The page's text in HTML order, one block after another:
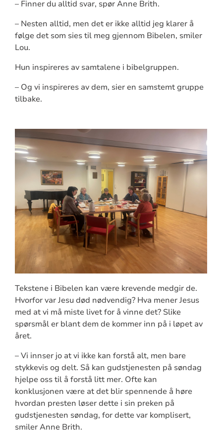
– Finner du alltid svar, spør Anne Brith.
– Nesten alltid, men det er ikke alltid jeg klarer å
følge det som sies til meg gjennom Bibelen, smiler
Lou.
Hun inspireres av samtalene i bibelgruppen.
– Og vi inspireres av dem, sier en samstemt gruppe
tilbake.
Tekstene i Bibelen kan være krevende medgir de.
Hvorfor var Jesu død nødvendig? Hva mener Jesus
med at vi må miste livet for å vinne det? Slike
spørsmål er blant dem de kommer inn på i løpet av
året.
– Vi innser jo at vi ikke kan forstå alt, men bare
stykkevis og delt. Så kan gudstjenesten på søndag
hjelpe oss til å forstå litt mer. Ofte kan
konklusjonen være at det blir spennende å høre
hvordan presten løser dette i sin preken på
gudstjenesten søndag, for dette var komplisert,
smiler Anne Brith.